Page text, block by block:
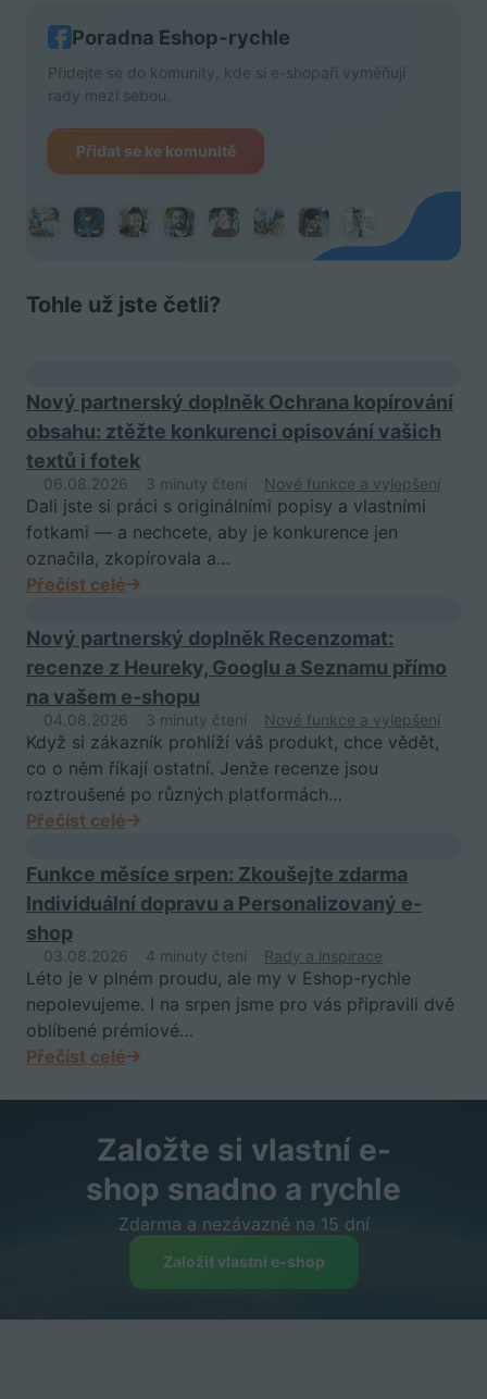
Poradna Eshop-rychle
Přidejte se do komunity, kde si e-shopaři vyměňují
rady mezi sebou.
Přidat se ke komunitě
Tohle už jste četli?
Nový partnerský doplněk Ochrana kopírování
obsahu: ztěžte konkurenci opisování vašich
textů i fotek
06.08.2026 3 minuty čtení Nové funkce a vylepšení
Dali jste si práci s originálními popisy a vlastními
fotkami — a nechcete, aby je konkurence jen
označila, zkopírovala a…
Přečíst celé
Nový partnerský doplněk Recenzomat:
recenze z Heureky, Googlu a Seznamu přímo
na vašem e-shopu
04.08.2026 3 minuty čtení Nové funkce a vylepšení
Když si zákazník prohlíží váš produkt, chce vědět,
co o něm říkají ostatní. Jenže recenze jsou
roztroušené po různých platformách…
Přečíst celé
Funkce měsíce srpen: Zkoušejte zdarma
Individuální dopravu a Personalizovaný e-
shop
03.08.2026 4 minuty čtení Rady a inspirace
Léto je v plném proudu, ale my v Eshop-rychle
nepolevujeme. I na srpen jsme pro vás připravili dvě
oblíbené prémiové…
Přečíst celé
Založte si vlastní e-
shop snadno a rychle
Zdarma a nezávazně na 15 dní
Založit vlastní e-shop